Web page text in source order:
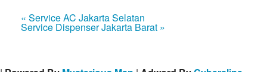
« Service AC Jakarta Selatan
Service Dispenser Jakarta Barat »